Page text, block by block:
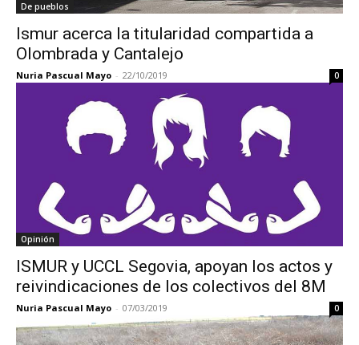
De pueblos
Ismur acerca la titularidad compartida a
Olombrada y Cantalejo
Nuria Pascual Mayo - 22/10/2019 0
Opinión
ISMUR y UCCL Segovia, apoyan los actos y
reivindicaciones de los colectivos del 8M
Nuria Pascual Mayo - 07/03/2019 0